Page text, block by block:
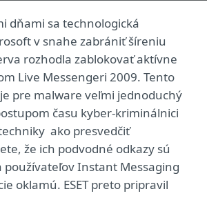
dňami sa technologická
v snahe zabrániť šíreniu
rozhodla zablokovať aktívne
Live Messengeri 2009. Tento
pre malware veľmi jednoduchý
času kyber-kriminálnici
ako presvedčiť
že ich podvodné odkazy sú
používateľov Instant Messaging
oklamú. ESET preto pripravil